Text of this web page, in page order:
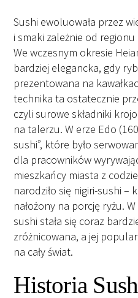
Sushi ewoluowała przez
i smaki zależnie od
We wczesnym okresie
bardziej elegancka, gdy
prezentowana na
technika ta ostatecznie
czyli surowe składniki
na talerzu. W erze Edo
sushi”, które było
dla pracowników
mieszkańcy miasta z
narodziło się nigiri-sushi –
nałożony na porcję ryżu.
sushi stała się coraz
zróżnicowana, a jej
na cały świat.
Historia